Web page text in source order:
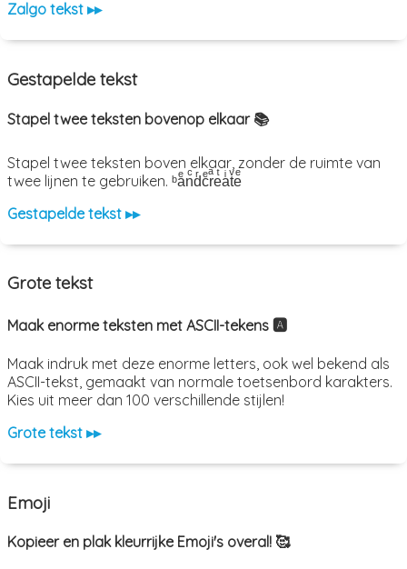
Zalgo tekst ▸▸
Gestapelde tekst
Stapel twee teksten bovenop elkaar 📚
Stapel twee teksten boven elkaar, zonder de ruimte van
twee lijnen te gebruiken. ᵇaͤnͨdͬcͤrͣeͭaͥtͮeͤ
Gestapelde tekst ▸▸
Grote tekst
Maak enorme teksten met ASCII-tekens 🅰️
Maak indruk met deze enorme letters, ook wel bekend als
ASCII-tekst, gemaakt van normale toetsenbord karakters.
Kies uit meer dan 100 verschillende stijlen!
Grote tekst ▸▸
Emoji
Kopieer en plak kleurrijke Emoji's overal! 🥰